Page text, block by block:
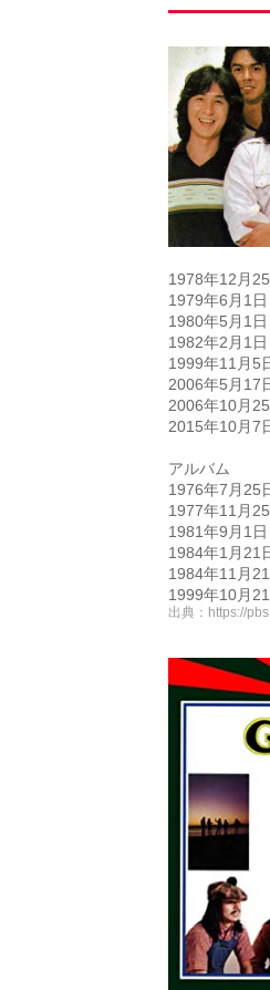
1978年12月
1979年6月1
1980年5月1
1982年2月1
1999年11月5
2006年5月17
2006年10月
2015年10月7
アルバム
1976年7月
1977年11月
1981年9月1
1984年1月
1984年11月
1999年10月
出典： https://